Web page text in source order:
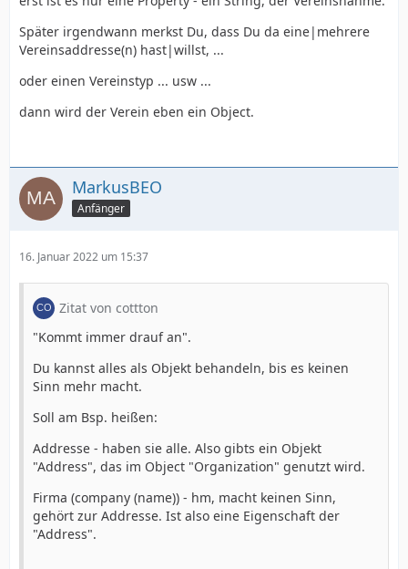
Später irgendwann merkst Du, dass Du da eine|mehrere
Vereinsaddresse(n) hast|willst, ...
oder einen Vereinstyp ... usw ...
dann wird der Verein eben ein Object.
MarkusBEO
Anfänger
16. Januar 2022 um 15:37
Zitat von cottton
"Kommt immer drauf an".
Du kannst alles als Objekt behandeln, bis es keinen
Sinn mehr macht.
Soll am Bsp. heißen:
Addresse - haben sie alle. Also gibts ein Objekt
"Address", das im Object "Organization" genutzt wird.
Firma (company (name)) - hm, macht keinen Sinn,
gehört zur Addresse. Ist also eine Eigenschaft der
"Address".